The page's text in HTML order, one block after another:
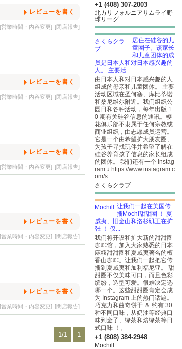
レビューを書く
[営業時間・内容変更] [閉店報告]
レビューを書く
[営業時間・内容変更] [閉店報告]
レビューを書く
[営業時間・内容変更] [閉店報告]
レビューを書く
[営業時間・内容変更] [閉店報告]
レビューを書く
[営業時間・内容変更] [閉店報告]
1/1 1
+1 (408) 307-2003
北カリフォルニアサムライ野
球リーグ
居住在硅谷的儿
童圈子。该家长
和儿童团体的成
员是日本人和对日本感兴趣的
人。 主要活...
由日本人和对日本感兴趣的人
组成的母亲和儿童团体。 主要
活动区域在圣何塞、库比蒂诺
和桑尼维尔附近。我们组织公
园日和各种活动，每年出版 1
0 期有关硅谷信息的通讯。樱
花俱乐部不隶属于任何宗教或
商业组织，由志愿成员运营。
它是一个由希望扩大朋友圈、
为孩子寻找玩伴并希望了解在
硅谷养育孩子信息的家长组成
的团体。 我们还有一个 Instag
ram ↓ https://www.instagram.c
om/s...
さくらクラブ
让我们一起在美国传
播Mochi甜甜圈 ！ 夏
威夷、旧金山和洛杉矶正在扩
张 ！ 仅...
我们将开设和扩大新的甜甜圈
咖啡馆，加入大家熟悉的日本
麻糬甜甜圈和夏威夷著名的檀
香山咖啡。让我们一起把它传
播到夏威夷和加利福尼亚。 甜
甜圈不仅美味可口，而且色彩
缤纷，造型可爱。很难决定选
哪一个。这些甜甜圈肯定会成
为 Instagram 上的热门话题。
巧克力和曲奇饼干 ＆ 约有 30
种不同口味，从奶油等经典口
味到金子、绿茶和焙绿茶等日
式口味 ！。
+1 (808) 384-2948
Mochill